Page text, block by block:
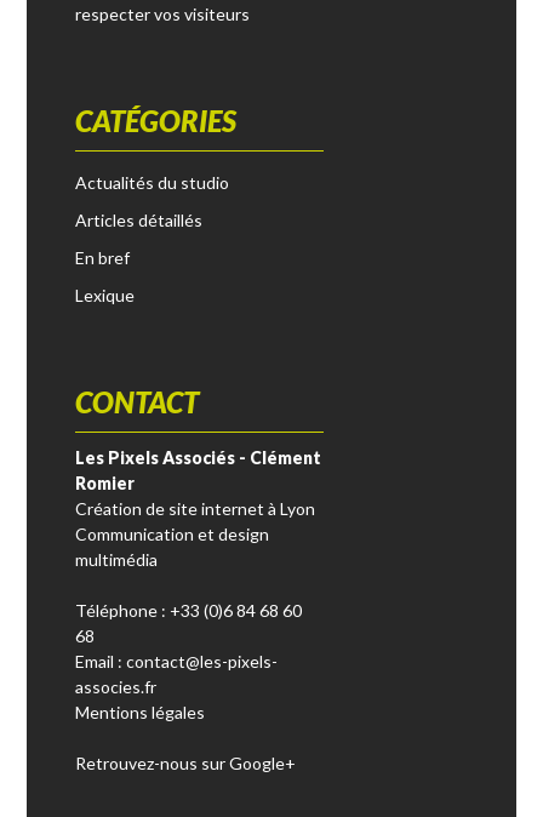
respecter vos visiteurs
CATÉGORIES
Actualités du studio
Articles détaillés
En bref
Lexique
CONTACT
Les Pixels Associés - Clément
Romier
Création de site internet à Lyon
Communication et design
multimédia
Téléphone : +33 (0)6 84 68 60
68
Email :contact@les-pixels-
associes.fr
Mentions légales
Retrouvez-nous sur Google+